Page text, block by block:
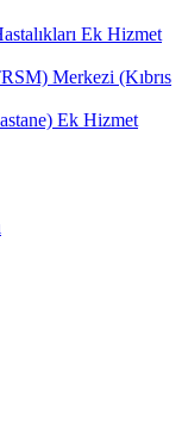
Ek Hizmet
Merkezi (Kıbrıs
Ek Hizmet